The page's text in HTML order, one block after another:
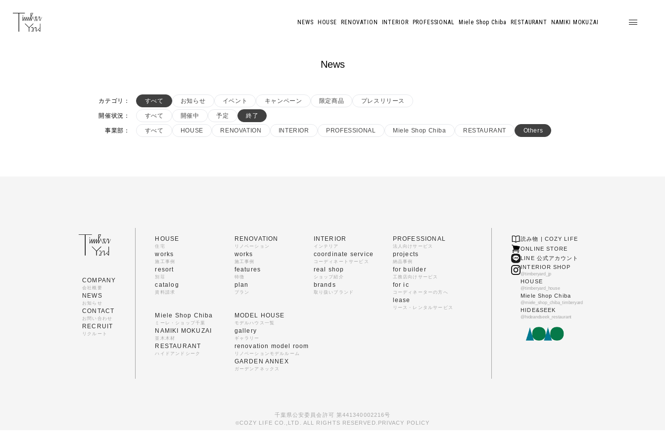
NEWS HOUSE RENOVATION INTERIOR PROFESSIONAL Miele Shop Chiba RESTAURANT NAMIKI MOKUZAI
News
カテゴリ ： すべて お知らせ イベント キャンペーン 限定商品 プレスリリース
開催状況 ： すべて 開催中 予定 終了
事業部 ： すべて HOUSE RENOVATION INTERIOR PROFESSIONAL Miele Shop Chiba RESTAURANT Others
COMPANY
会社概要
NEWS
お知らせ
CONTACT
お問い合わせ
RECRUIT
リクルート
HOUSE
住宅
works
施工事例
resort
別荘
catalog
資料請求
RENOVATION
リノベーション
works
施工事例
features
特徴
plan
プラン
INTERIOR
インテリア
coordinate service
コーディネートサービス
real shop
ショップ紹介
brands
取り扱いブランド
PROFESSIONAL
法人向けサービス
projects
納品事例
for builder
工務店向けサービス
for ic
コーディネーターの方へ
lease
リース・レンタルサービス
Miele Shop Chiba
ミーレ・ショップ千葉
NAMIKI MOKUZAI
並木木材
RESTAURANT
ハイドアンドシーク
MODEL HOUSE
モデルハウス一覧
gallery
ギャラリー
renovation model room
リノベーションモデルルーム
GARDEN ANNEX
ガーデンアネックス
読み物 | COZY LIFE
ONLINE STORE
LINE 公式アカウント
INTERIOR SHOP
@timberyard_jp
HOUSE
@timberyard_house
Miele Shop Chiba
@miele_shop_chiba_timberyard
HIDE&SEEK
@hideandseek_restaurant
千葉県公安委員会許可 第441340002216号
©COZY LIFE CO.,LTD. ALL RIGHTS RESERVED. PRIVACY POLICY